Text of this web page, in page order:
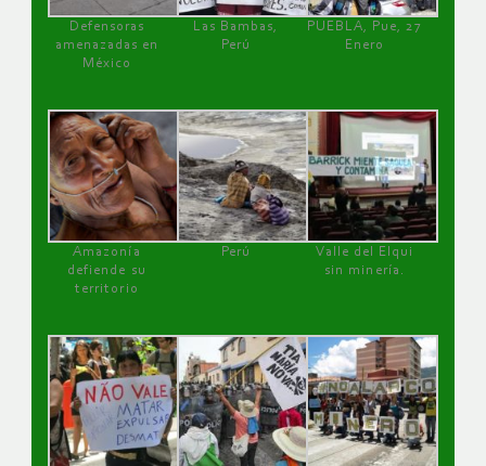
Defensoras
amenazadas en
México
Las Bambas,
Perú
PUEBLA, Pue, 27
Enero
Amazonía
defiende su
territorio
Perú
Valle del Elqui
sin minería.